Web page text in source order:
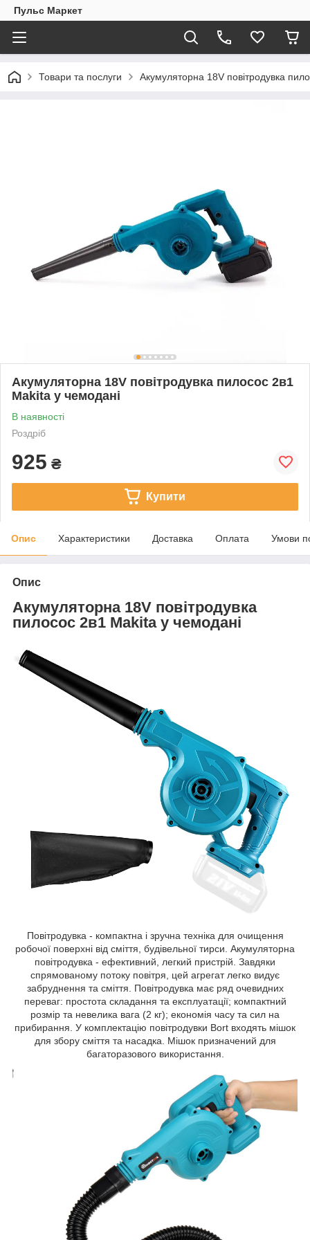
Пульс Маркет
Товари та послуги Акумуляторна 18V повітродувка
Акумуляторна 18V повітродувка пилосос 2в1
Makita у чемодані
В наявності
Роздріб
925 ₴
Купити
Опис Характеристики Доставка Оплата Умови
Опис
Акумуляторна 18V повітродувка
пилосос 2в1 Makita у чемодані
Повітродувка - компактна і зручна техніка для очищення
робочої поверхні від сміття, будівельної тирси. Акумуляторна
повітродувка - ефективний, легкий пристрій. Завдяки
спрямованому потоку повітря, цей агрегат легко видує
забруднення та сміття. Повітродувка має ряд очевидних
переваг: простота складання та експлуатації; компактний
розмір та невелика вага (2 кг); економія часу та сил на
прибирання. У комплектацію повітродувки Bort входять мішок
для збору сміття та насадка. Мішок призначений для
багаторазового використання.